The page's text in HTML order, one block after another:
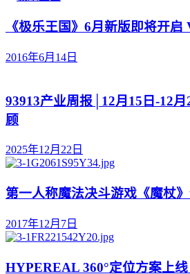
《极乐王国》6月新版即将开
2016年6月14日
93913产业周报│12月15日-12
顾
2025年12月22日
第一人称魔法决斗游戏《魔杖
2017年12月7日
HYPEREAL 360°定位方案上